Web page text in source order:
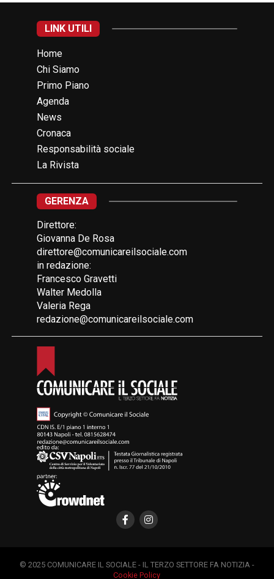
LINK UTILI
Home
Chi Siamo
Primo Piano
Agenda
News
Cronaca
Responsabilità sociale
La Rivista
GERENZA
Direttore:
Giovanna De Rosa
direttore@comunicareilsociale.com
in redazione:
Francesco Gravetti
Walter Medolla
Valeria Rega
redazione@comunicareilsociale.com
© 2025 COMUNICARE IL SOCIALE - IL TERZO SETTORE FA NOTIZIA -
Cookie Policy